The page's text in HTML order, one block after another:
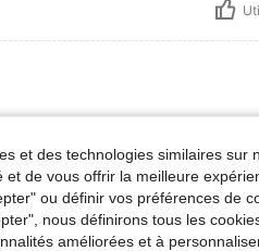
et des technologies similaires
et de vous offrir la meilleure
ou définir vos préférences de
nous définirons tous les
améliorées et à